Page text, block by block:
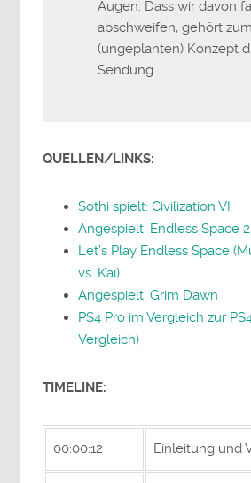
Augen. Dass wir davon
abschweifen, gehört zum
(ungeplanten) Konzept
Sendung.
QUELLEN/LINKS:
Sothi spielt: Civilization VI
Angespielt: Endless Space 2
Let’s Play Endless Space
vs. Kai)
Angespielt: Grim Dawn
PS4 Pro im Vergleich zur
Vergleich)
TIMELINE:
00:00:12 Einleitung und